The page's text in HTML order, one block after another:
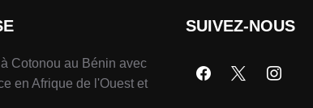
Cotonou au Bénin avec
en Afrique de l'Ouest et
SUIVEZ-NOUS